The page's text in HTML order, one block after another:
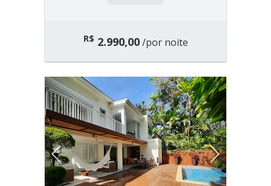
R$ 2.990,00/por noite
Previous Next